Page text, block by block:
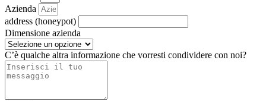
Azienda
address (honeypot)
Dimensione azienda
C’è qualche altra informazione che vorresti condividere con noi?